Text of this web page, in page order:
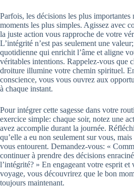
Parfois, les décisions les plus importantes
moments les plus simples. Agissez avec
la juste action vous rapproche de votre
L’intégrité n’est pas seulement une
quotidienne qui enrichit l’âme et aligne
véritables intentions. Rappelez-vous que
droiture illumine votre chemin spirituel.
conscience, vous vous ouvrez aux
à chaque instant.
Pour intégrer cette sagesse dans votre
exercice simple: chaque soir, notez une
avez accomplie durant la journée.
qu’elle a eu non seulement sur vous,
vous entourent. Demandez-vous: «
continuer à prendre des décisions
l’intégrité? » En engageant votre esprit
voyage, vous découvrirez que le bon
toujours maintenant.